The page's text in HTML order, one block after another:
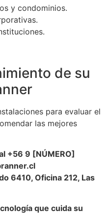
y condominios.
de su
para evaluar el
las mejores
+56 9 [NÚMERO]
6410, Oficina 212, Las
que cuida su